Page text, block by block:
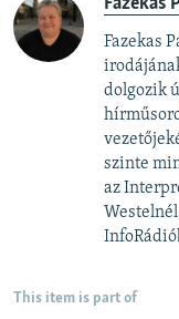
Fazekas
dolgozik
szinte
az
This item is part of